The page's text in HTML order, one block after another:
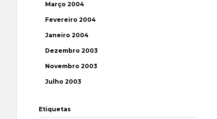
Março 2004
Fevereiro 2004
Janeiro 2004
Dezembro 2003
Novembro 2003
Julho 2003
Etiquetas